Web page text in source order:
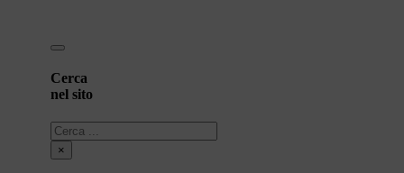
Cerca
nel sito
Cerca
×